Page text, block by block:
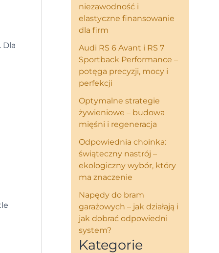
Dla
niezawodność i
elastyczne finansowanie
dla firm
Audi RS 6 Avant i RS 7
Sportback Performance –
potęga precyzji, mocy i
perfekcji
Optymalne strategie
żywieniowe – budowa
mięśni i regeneracja
Odpowiednia choinka:
świąteczny nastrój –
ekologiczny wybór, który
ma znaczenie
Napędy do bram
garażowych – jak działają i
jak dobrać odpowiedni
system?
Kategorie